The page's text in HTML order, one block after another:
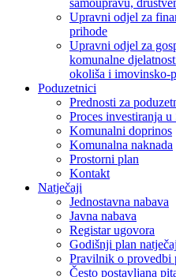
samoupravu,
Upravni odjel za
prihode
Upravni odjel za
komunalne
okoliša i imovinsko-
Poduzetnici
Prednosti za
Proces investiranja
Komunalni doprinos
Komunalna naknada
Prostorni plan
Kontakt
Natječaji
Jednostavna nabava
Javna nabava
Registar ugovora
Godišnji plan
Pravilnik o provedbi
Često postavljana